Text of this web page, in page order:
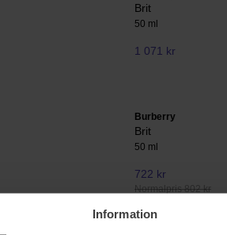
Information
Brit
50 ml
1 071 kr
Burberry
Brit
50 ml
722 kr
Normalpris 802 kr